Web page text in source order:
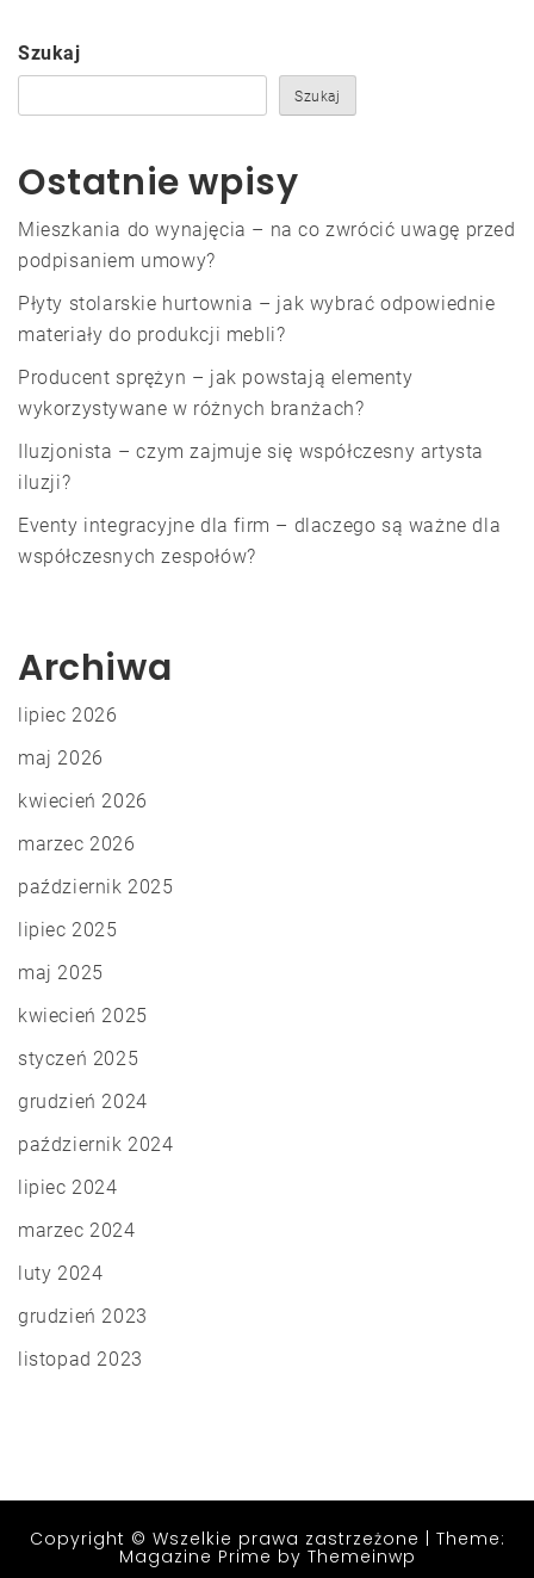
Szukaj
Szukaj
Ostatnie wpisy
Mieszkania do wynajęcia – na co zwrócić uwagę przed
podpisaniem umowy?
Płyty stolarskie hurtownia – jak wybrać odpowiednie
materiały do produkcji mebli?
Producent sprężyn – jak powstają elementy
wykorzystywane w różnych branżach?
Iluzjonista – czym zajmuje się współczesny artysta
iluzji?
Eventy integracyjne dla firm – dlaczego są ważne dla
współczesnych zespołów?
Archiwa
lipiec 2026
maj 2026
kwiecień 2026
marzec 2026
październik 2025
lipiec 2025
maj 2025
kwiecień 2025
styczeń 2025
grudzień 2024
październik 2024
lipiec 2024
marzec 2024
luty 2024
grudzień 2023
listopad 2023
Copyright © Wszelkie prawa zastrzeżone Theme:
Magazine Prime by Themeinwp